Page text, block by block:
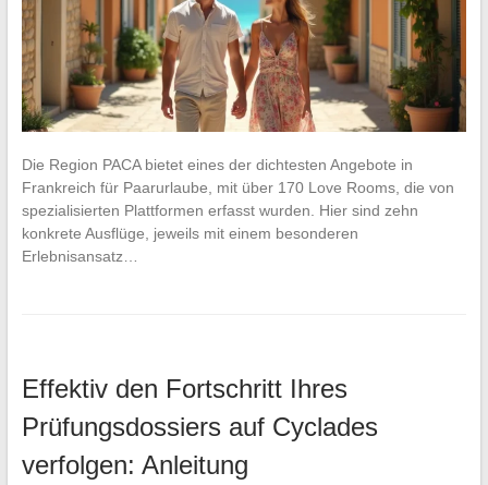
Die Region PACA bietet eines der dichtesten Angebote in
Frankreich für Paarurlaube, mit über 170 Love Rooms, die von
spezialisierten Plattformen erfasst wurden. Hier sind zehn
konkrete Ausflüge, jeweils mit einem besonderen
Erlebnisansatz…
Effektiv den Fortschritt Ihres
Prüfungsdossiers auf Cyclades
verfolgen: Anleitung